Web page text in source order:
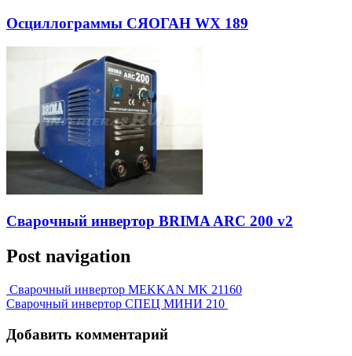
Осциллограммы СЯОГАН WX 189
Сварочный инвертор BRIMA ARC 200 v2
Post navigation
Сварочный инвертор MEKKAN MK 21160
Сварочный инвертор СПЕЦ МИНИ 210
Добавить комментарий